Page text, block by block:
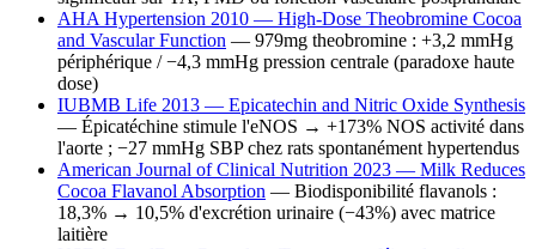
AHA Hypertension 2010 — High-Dose Theobromine Cocoa
and Vascular Function — 979mg theobromine : +3,2 mmHg
périphérique / −4,3 mmHg pression centrale (paradoxe haute
dose)
IUBMB Life 2013 — Epicatechin and Nitric Oxide Synthesis
— Épicatéchine stimule l'eNOS → +173% NOS activité dans
l'aorte ; −27 mmHg SBP chez rats spontanément hypertendus
American Journal of Clinical Nutrition 2023 — Milk Reduces
Cocoa Flavanol Absorption — Biodisponibilité flavanols :
18,3% → 10,5% d'excrétion urinaire (−43%) avec matrice
laitière